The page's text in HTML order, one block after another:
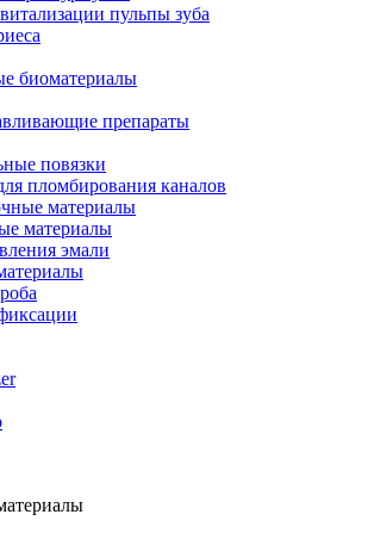
пульпы зуба
биоматериалы
препараты
повязки
пломбирования каналов
материалы
материалы
эмали